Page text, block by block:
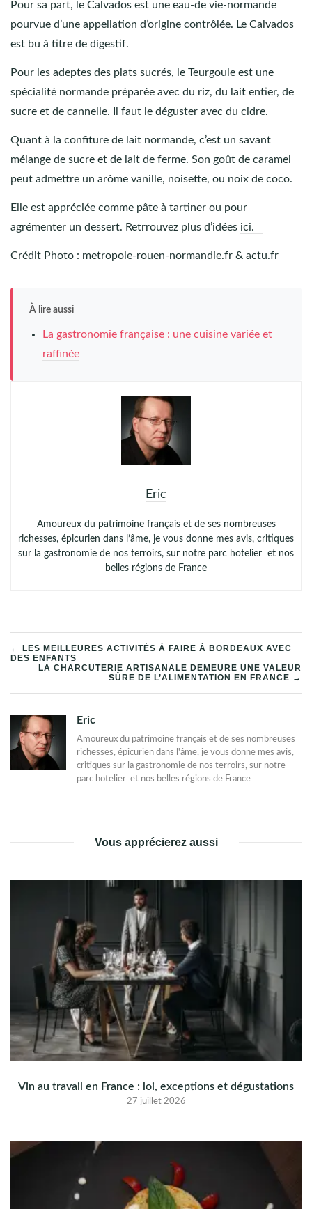
Pour sa part, le Calvados est une eau-de vie-normande
pourvue d’une appellation d’origine contrôlée. Le Calvados
est bu à titre de digestif.
Pour les adeptes des plats sucrés, le Teurgoule est une
spécialité normande préparée avec du riz, du lait entier, de
sucre et de cannelle. Il faut le déguster avec du cidre.
Quant à la confiture de lait normande, c’est un savant
mélange de sucre et de lait de ferme. Son goût de caramel
peut admettre un arôme vanille, noisette, ou noix de coco.
Elle est appréciée comme pâte à tartiner ou pour
agrémenter un dessert. Retrrouvez plus d’idées ici.
Crédit Photo : metropole-rouen-normandie.fr & actu.fr
À lire aussi
La gastronomie française : une cuisine variée et
raffinée
Eric
Amoureux du patrimoine français et de ses nombreuses
richesses, épicurien dans l’âme, je vous donne mes avis, critiques
sur la gastronomie de nos terroirs, sur notre parc hotelier et nos
belles régions de France
NAVIGATION
L’ARTICLE
← LES MEILLEURES ACTIVITÉS À FAIRE À BORDEAUX AVEC
DES ENFANTS
LA CHARCUTERIE ARTISANALE DEMEURE UNE VALEUR
SÛRE DE L’ALIMENTATION EN FRANCE →
Eric
Amoureux du patrimoine français et de ses nombreuses
richesses, épicurien dans l'âme, je vous donne mes avis,
critiques sur la gastronomie de nos terroirs, sur notre
parc hotelier et nos belles régions de France
Vous apprécierez aussi
Vin au travail en France : loi, exceptions et dégustations
27 juillet 2026